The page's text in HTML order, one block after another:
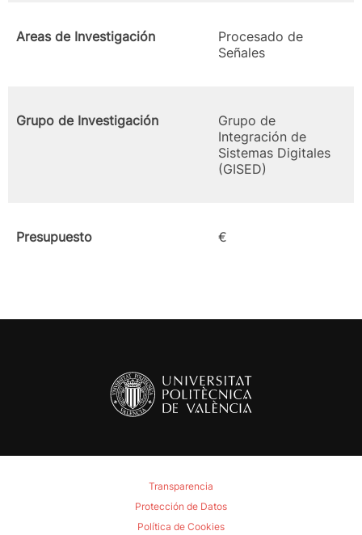
Areas de Investigación
Procesado de
Señales
Grupo de Investigación
Grupo de
Integración de
Sistemas Digitales
(GISED)
Presupuesto €
Transparencia
Protección de Datos
Política de Cookies